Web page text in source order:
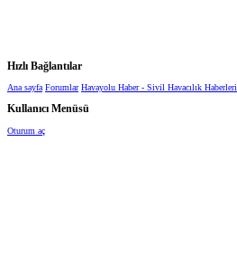
Hızlı Bağlantılar
Ana sayfa Forumlar Havayolu Haber - Sivil Havacılık Haberleri
Kullanıcı Menüsü
Oturum aç